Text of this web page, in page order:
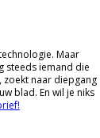
Maar
steeds iemand die
zoekt naar diepgang
blad. En wil je niks